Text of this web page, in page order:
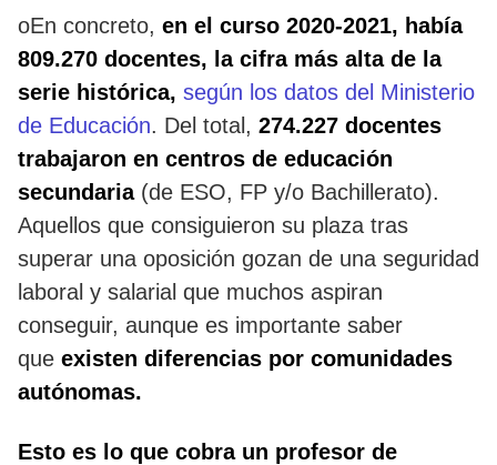
oEn concreto, en el curso 2020-2021, había
809.270 docentes, la cifra más alta de la
serie histórica, según los datos del Ministerio
de Educación. Del total, 274.227 docentes
trabajaron en centros de educación
secundaria (de ESO, FP y/o Bachillerato).
Aquellos que consiguieron su plaza tras
superar una oposición gozan de una seguridad
laboral y salarial que muchos aspiran
conseguir, aunque es importante saber
que existen diferencias por comunidades
autónomas.
Esto es lo que cobra un profesor de